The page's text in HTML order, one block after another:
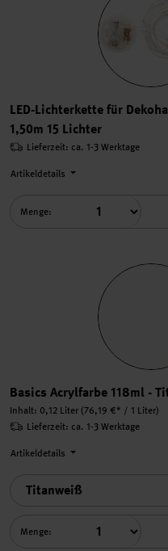
LED-Lichterkette für
1,50m 15 Lichter
Lieferzeit: ca. 1-3 Werktage
Artikeldetails
Menge:
Basics Acrylfarbe 118ml -
Inhalt: 0,12 Liter (76,19 €* / 1 Liter)
Lieferzeit: ca. 1-3 Werktage
Artikeldetails
Menge: